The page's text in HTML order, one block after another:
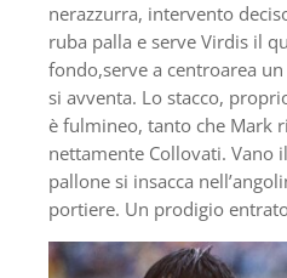
nerazzurra, intervento
ruba palla e serve Virdis il
fondo,serve a centroarea
si avventa. Lo stacco,
è fulmineo, tanto che Mark
nettamente Collovati. Vano
pallone si insacca
portiere. Un prodigio